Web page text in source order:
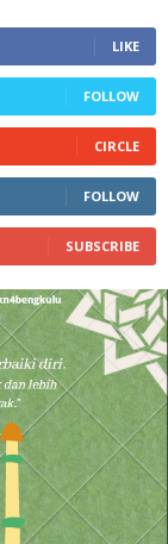
LIKE
FOLLOW
CIRCLE
FOLLOW
SUBSCRIBE